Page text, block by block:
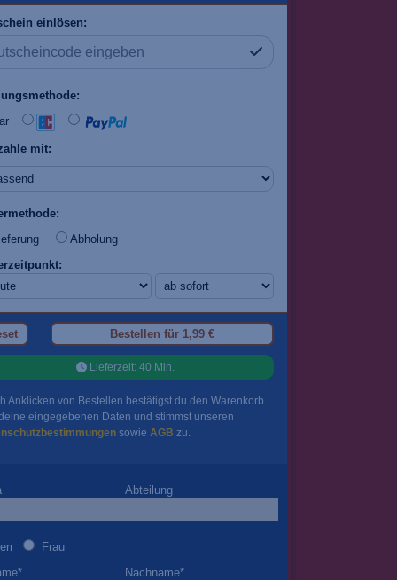
einlösen:
mit:
Abholung
Bestellen für 1,99 €
Lieferzeit: 40 Min.
Anklicken von Bestellen bestätigst du den Warenkorb
eingegebenen Daten und stimmst unseren
sowie AGB zu.
Abteilung
Frau
* Nachname*